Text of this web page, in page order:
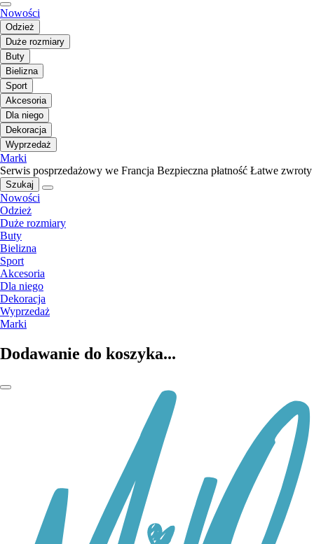
Nowości
Odzież
Duże rozmiary
Buty
Bielizna
Sport
Akcesoria
Dla niego
Dekoracja
Wyprzedaż
Marki
Serwis posprzedażowy we Francja Bezpieczna płatność Łatwe zwroty
Szukaj
Nowości
Odzież
Duże rozmiary
Buty
Bielizna
Sport
Akcesoria
Dla niego
Dekoracja
Wyprzedaż
Marki
Dodawanie do koszyka...